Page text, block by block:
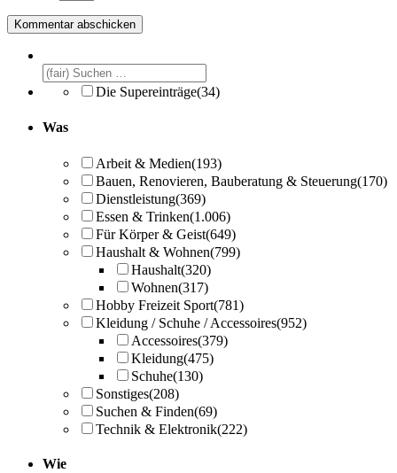
Die Supereinträge(34)
Was
Arbeit & Medien(193)
Bauen, Renovieren, Bauberatung & Steuerung(170)
Dienstleistung(369)
Essen & Trinken(1.006)
Für Körper & Geist(649)
Haushalt & Wohnen(799)
Haushalt(320)
Wohnen(317)
Hobby Freizeit Sport(781)
Kleidung / Schuhe / Accessoires(952)
Accessoires(379)
Kleidung(475)
Schuhe(130)
Sonstiges(208)
Suchen & Finden(69)
Technik & Elektronik(222)
Wie